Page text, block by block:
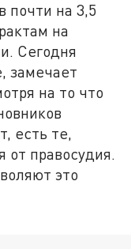
почти на 3,5
на
Сегодня
замечает
на то что
есть те,
от правосудия.
это